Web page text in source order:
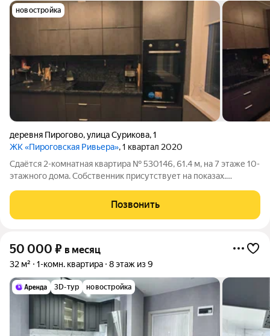
новостройка
деревня Пирогово,улица Сурикова,1
ЖК «Пироговская Ривьера», 1 квартал 2020
Сдаётся 2-комнатная квартира № 530146, 61.4 м, на 7 этаже 10-
этажного дома. Собственник присутствует на показах.
оплачиваются отдельно. По условиям проживания: без детей,
без питомцев. Срок
Позвонить
50 000 ₽ в месяц
32 м² 1-комн. квартира 8 этаж из 9
3D-тур новостройка